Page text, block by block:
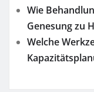
Wie
Genesung zu
Welche